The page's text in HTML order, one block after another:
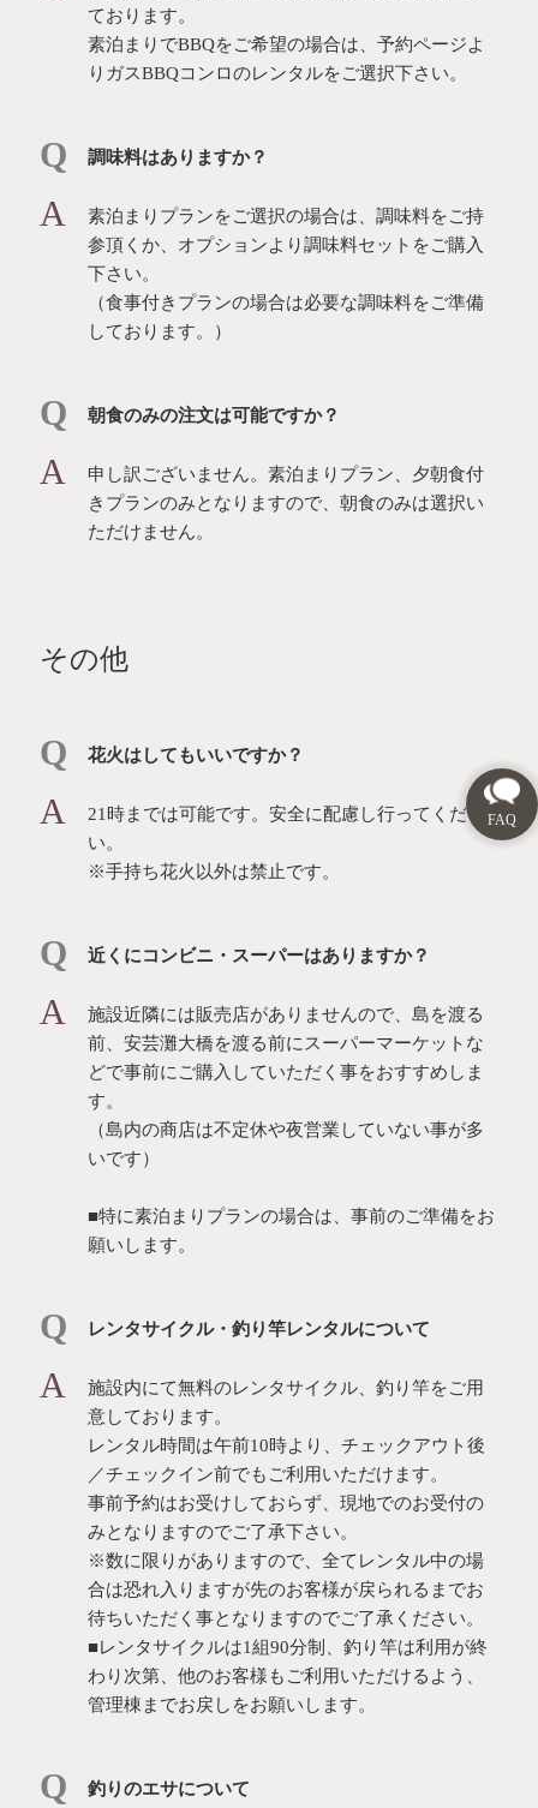
ております。
素泊まりでBBQをご希望の場合は、予約ページよ
りガスBBQコンロのレンタルをご選択下さい。
調味料はありますか？
素泊まりプランをご選択の場合は、調味料をご持
参頂くか、オプションより調味料セットをご購入
下さい。
（食事付きプランの場合は必要な調味料をご準備
しております。）
朝⾷のみの注⽂は可能ですか？
申し訳ございません。素泊まりプラン、夕朝食付
きプランのみとなりますので、朝食のみは選択い
ただけません。
その他
花⽕はしてもいいですか？
21時までは可能です。安全に配慮し行ってくださ
い。
※手持ち花火以外は禁止です。
近くにコンビニ・スーパーはありますか？
施設近隣には販売店がありませんので、島を渡る
前、安芸灘大橋を渡る前にスーパーマーケットな
どで事前にご購入していただく事をおすすめしま
す。
（島内の商店は不定休や夜営業していない事が多
いです）
■特に素泊まりプランの場合は、事前のご準備をお
願いします。
レンタサイクル・釣り竿レンタルについて
施設内にて無料のレンタサイクル、釣り竿をご用
意しております。
レンタル時間は午前10時より、チェックアウト後
／チェックイン前でもご利用いただけます。
事前予約はお受けしておらず、現地でのお受付の
みとなりますのでご了承下さい。
※数に限りがありますので、全てレンタル中の場
合は恐れ入りますが先のお客様が戻られるまでお
待ちいただく事となりますのでご了承ください。
■レンタサイクルは1組90分制、釣り竿は利用が終
わり次第、他のお客様もご利用いただけるよう、
管理棟までお戻しをお願いします。
釣りのエサについて